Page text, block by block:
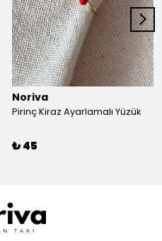
Noriva
Pirinç Kiraz Ayarlamalı Yüzük
₺ 45